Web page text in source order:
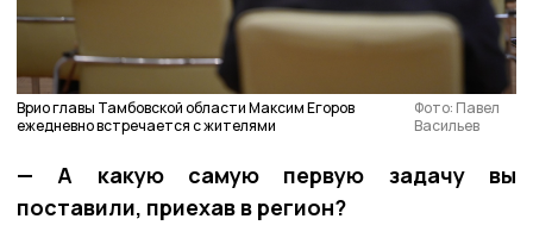
Врио главы Тамбовской области Максим Егоров
ежедневно встречается с жителями
Фото: Павел
Васильев
— А какую самую первую задачу вы
поставили, приехав в регион?